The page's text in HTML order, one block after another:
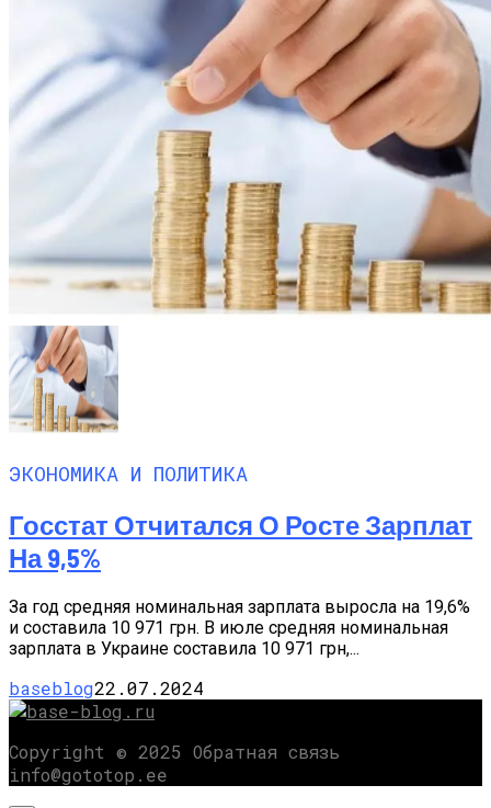
ЭКОНОМИКА И ПОЛИТИКА
Госстат Отчитался О Росте Зарплат
На 9,5%
За год средняя номинальная зарплата выросла на 19,6%
и составила 10 971 грн. В июле средняя номинальная
зарплата в Украине составила 10 971 грн,...
baseblog22.07.2024
Copyright © 2025 Обратная связь
info@gototop.ee